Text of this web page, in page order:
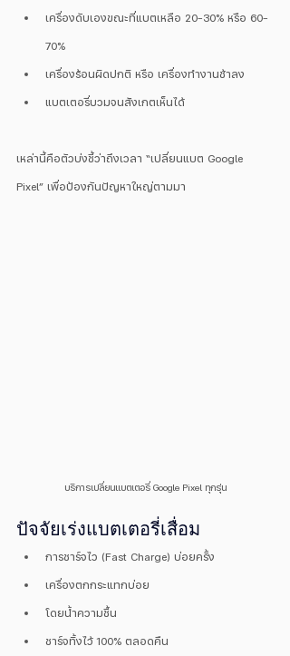
เครื่องดับเองขณะที่แบตเหลือ 20–30% หรือ 60-
70%
เครื่องร้อนผิดปกติ หรือ เครื่องทำงานช้าลง
แบตเตอรี่บวมจนสังเกตเห็นได้
เหล่านี้คือตัวบ่งชี้ว่าถึงเวลา “เปลี่ยนแบต Google
Pixel” เพื่อป้องกันปัญหาใหญ่ตามมา
บริการเปลี่ยนแบตเตอรี่ Google Pixel ทุกรุ่น
ปัจจัยเร่งแบตเตอรี่เสื่อม
การชาร์จไว (Fast Charge) บ่อยครั้ง
เครื่องตกกระแทกบ่อย
โดยน้ำความชื้น
ชาร์จทิ้งไว้ 100% ตลอดคืน